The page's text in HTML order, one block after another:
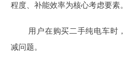
程度、补能效率为核心考虑要素
用户在购买二手纯电车时
减问题。